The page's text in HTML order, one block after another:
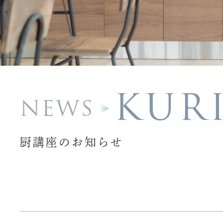
NEWS
厨講座のお知らせ